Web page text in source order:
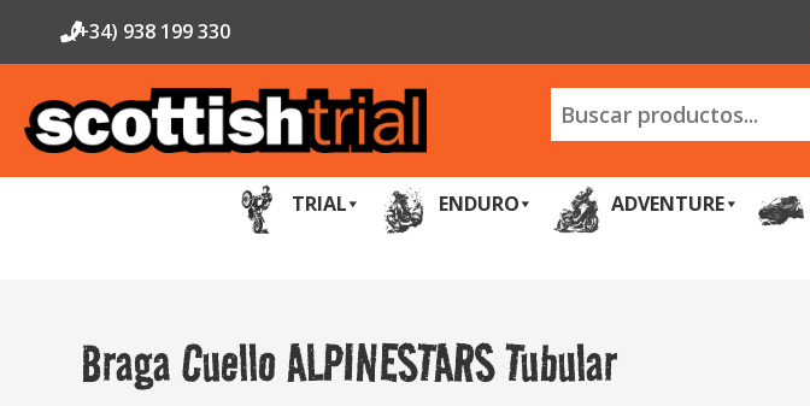
(+34) 938 199 330
TRIAL ENDURO ADVENTURE
Braga Cuello ALPINESTARS Tubular